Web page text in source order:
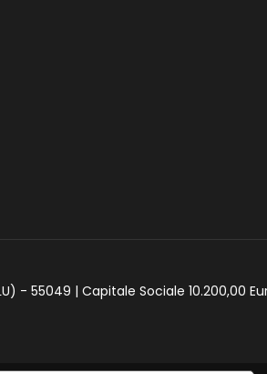
- 55049 | Capitale Sociale 10.200,00